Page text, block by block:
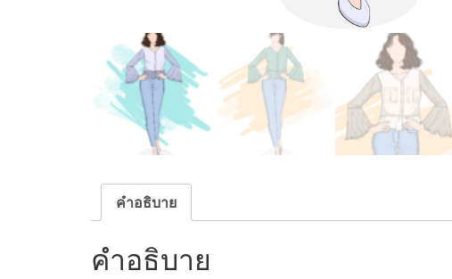
คำอธิบาย
คำอธิบาย